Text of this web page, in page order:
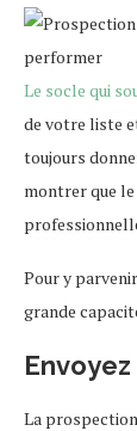
Le socle qui
de votre liste
toujours
montrer que
Pour y
grande
La